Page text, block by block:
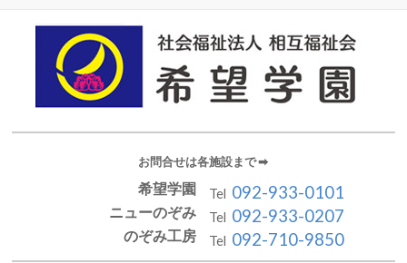
お問合せは各施設まで ➡︎
希望学園Tel 092-933-0101
ニューのぞみTel 092-933-0207
のぞみ工房Tel 092-710-9850